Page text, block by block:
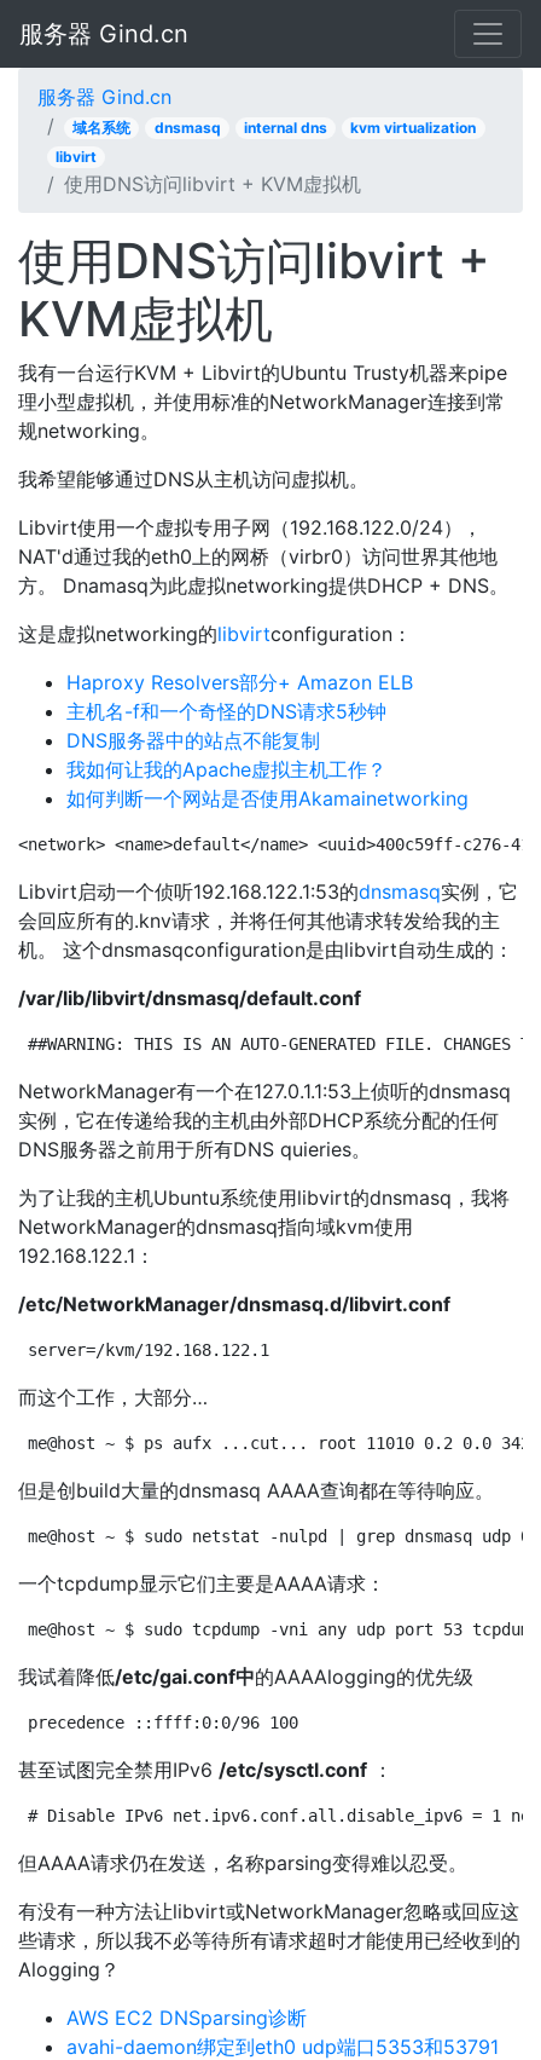
服务器 Gind.cn
服务器 Gind.cn
域名系统 dnsmasq internal dns
kvm virtualization
libvirt
使用DNS访问libvirt + KVM虚拟机
使用DNS访问libvirt +
KVM虚拟机
我有一台运行KVM + Libvirt的Ubuntu Trusty机器来pipe
理小型虚拟机，并使用标准的NetworkManager连接到常
规networking。
我希望能够通过DNS从主机访问虚拟机。
Libvirt使用一个虚拟专用子网（192.168.122.0/24），
NAT'd通过我的eth0上的网桥（virbr0）访问世界其他地
方。 Dnamasq为此虚拟networking提供DHCP + DNS。
这是虚拟networking的libvirtconfiguration：
Haproxy Resolvers部分+ Amazon ELB
主机名-f和一个奇怪的DNS请求5秒钟
DNS服务器中的站点不能复制
我如何让我的Apache虚拟主机工作？
如何判断一个网站是否使用Akamainetworking
<network> <name>default</name> <uuid>400c59ff-
Libvirt启动一个侦听192.168.122.1:53的dnsmasq实例，它
会回应所有的.knv请求，并将任何其他请求转发给我的主
机。 这个dnsmasqconfiguration是由libvirt自动生成的：
/var/lib/libvirt/dnsmasq/default.conf
##WARNING: THIS IS AN AUTO-GENERATED
NetworkManager有一个在127.0.1.1:53上侦听的dnsmasq
实例，它在传递给我的主机由外部DHCP系统分配的任何
DNS服务器之前用于所有DNS quieries。
为了让我的主机Ubuntu系统使用libvirt的dnsmasq，我将
NetworkManager的dnsmasq指向域kvm使用
192.168.122.1：
/etc/NetworkManager/dnsmasq.d/libvirt.conf
server=/kvm/192.168.122.1
而这个工作，大部分…
me@host ~ $ ps aufx ...cut... root 11010 0.2 0.0
但是创build大量的dnsmasq AAAA查询都在等待响应。
me@host ~ $ sudo netstat -nulpd | grep dnsmasq
一个tcpdump显示它们主要是AAAA请求：
me@host ~ $ sudo tcpdump -vni any udp port 53
我试着降低/etc/gai.conf中的AAAAlogging的优先级
precedence ::ffff:0:0/96 100
甚至试图完全禁用IPv6 /etc/sysctl.conf ：
# Disable IPv6 net.ipv6.conf.all.disable_ipv6 = 1
但AAAA请求仍在发送，名称parsing变得难以忍受。
有没有一种方法让libvirt或NetworkManager忽略或回应这
些请求，所以我不必等待所有请求超时才能使用已经收到的
Alogging？
AWS EC2 DNSparsing诊断
avahi-daemon绑定到eth0 udp端口5353和53791